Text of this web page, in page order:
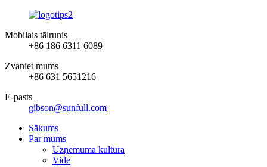
Mobilais tālrunis
+86 186 6311 6089
Zvaniet mums
+86 631 5651216
E-pasts
gibson@sunfull.com
Sākums
Par mums
Uzņēmuma kultūra
Vide